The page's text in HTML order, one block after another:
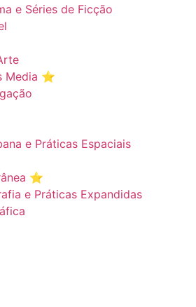
e Séries de Ficção
Media ⭐️
e Práticas Espaciais
⭐️
e Práticas Expandidas